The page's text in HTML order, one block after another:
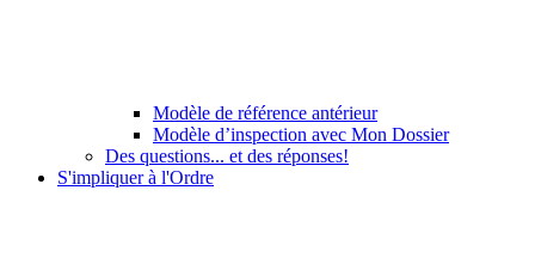
Modèle de référence antérieur
Modèle d’inspection avec Mon Dossier
Des questions... et des réponses!
S'impliquer à l'Ordre